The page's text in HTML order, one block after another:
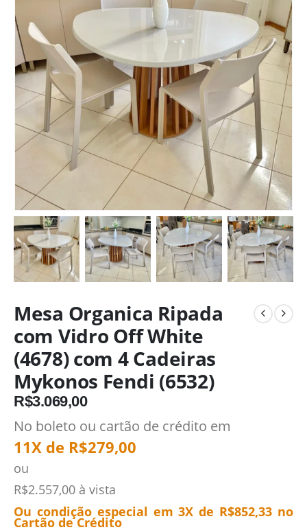
Mesa Organica Ripada
com Vidro Off White
(4678) com 4 Cadeiras
Mykonos Fendi (6532)
R$3.069,00
No boleto ou cartão de crédito em
11X de R$279,00
ou
R$2.557,00 à vista
Ou condição especial em 3X de R$852,33 no
Cartão de Crédito